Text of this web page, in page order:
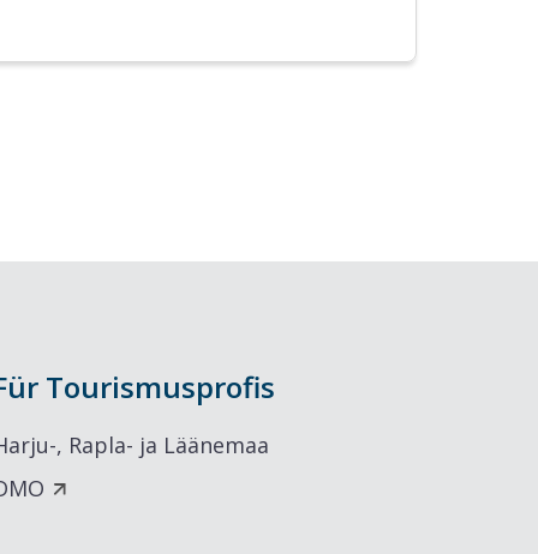
Tourismusprofis
, Rapla- ja Läänemaa